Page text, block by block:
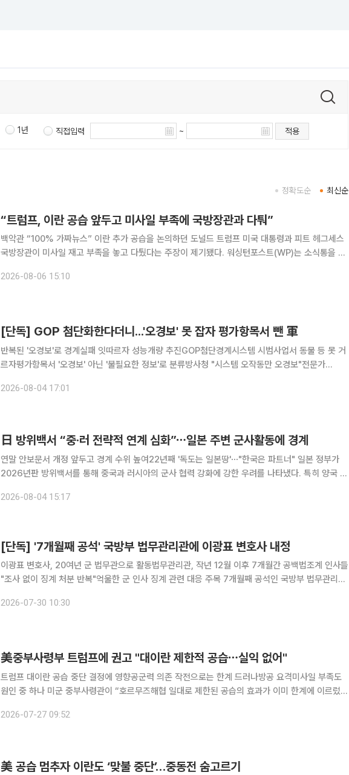
1년 직접입력 ~ 적용
최신순
정확도순
“트럼프, 이란 공습 앞두고 미사일 부족에 국방장관과 다퉈”
백악관 “100% 가짜뉴스” 이란 추가 공습을 논의하던 도널드 트럼프 미국 대통령과 피트 헤그세스
국방장관이 미사일 재고 부족을 놓고 다퉜다는 주장이 제기됐다. 워싱턴포스트(WP)는 소식통을 인
도했다. 당시 회의는 트럼프 대통령이 예고한 대로 주말 간 이
2026-08-06 15:10
[단독] GOP 첨단화한다더니...'오경보' 못 잡자 평가항목서 뺀 軍
반복된 '오경보'로 경계실패 잇따르자 성능개량 추진GOP첨단경계시스템 시범사업서 동물 등 못 거
르자평가항목서 '오경보' 아닌 '불필요한 정보'로 분류방사청 "시스템 오작동만 오경보"전문가
전초(GOP)과학화경계시스템 성능개량 사업’을 진행하면서 정작
2026-08-04 17:01
日 방위백서 “중·러 전략적 연계 심화”⋯일본 주변 군사활동에 경계
연말 안보문서 개정 앞두고 경계 수위 높여22년째 '독도는 일본땅'⋯"한국은 파트너" 일본 정부가
2026년판 방위백서를 통해 중국과 러시아의 군사 협력 강화에 강한 우려를 나타냈다. 특히 양국 군
다. 다카이치 사나에 내각 출범 이후 처음 발간한 이번 '방위백
2026-08-04 15:17
[단독] '7개월째 공석' 국방부 법무관리관에 이광표 변호사 내정
이광표 변호사, 20여년 군 법무관으로 활동법무관리관, 작년 12월 이후 7개월간 공백법조계 인사들
"조사 없이 징계 처분 반복"억울한 군 인사 징계 관련 대응 주목 7개월째 공석인 국방부 법무관리관
해소되면서 그간 절차적 논란이 제기된 군 징계도 재검토될지 주목
2026-07-30 10:30
美중부사령부 트럼프에 권고 "대이란 제한적 공습⋯실익 없어"
트럼프 대이란 공습 중단 결정에 영향공군력 의존 작전으로는 한계 드러나방공 요격미사일 부족도
원인 중 하나 미군 중부사령관이 “호르무즈해협 일대로 제한된 공습의 효과가 이미 한계에 이르렀
2026-07-27 09:52
美 공습 멈추자 이란도 ‘맞불 중단’…중동전 숨고르기